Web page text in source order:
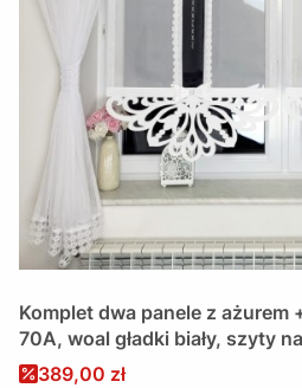
Komplet dwa panele z ażurem
70A, woal gładki biały, szyty
gipiurą i lamówką
Cena promocyjna
389,00 zł